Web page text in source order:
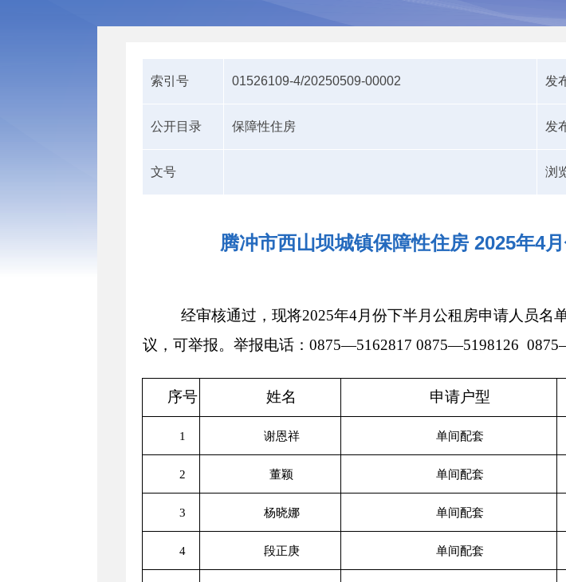
索引号 01526109-4/20250509-00002 发
公开目录 保障性住房 发
文号 浏
腾冲市西山坝城镇保障性住房 2025年4
经审核通过，现将2025年4月份下半月公租房申请人员名
议，可举报。举报电话：0875—5162817 0875—5198126
序号 姓名 申请户型
1 谢恩祥 单间配套
2 董颖 单间配套
3 杨晓娜 单间配套
4 段正庚 单间配套